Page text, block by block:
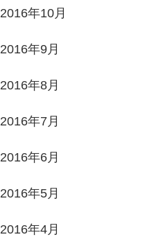
2016年10月
2016年9月
2016年8月
2016年7月
2016年6月
2016年5月
2016年4月